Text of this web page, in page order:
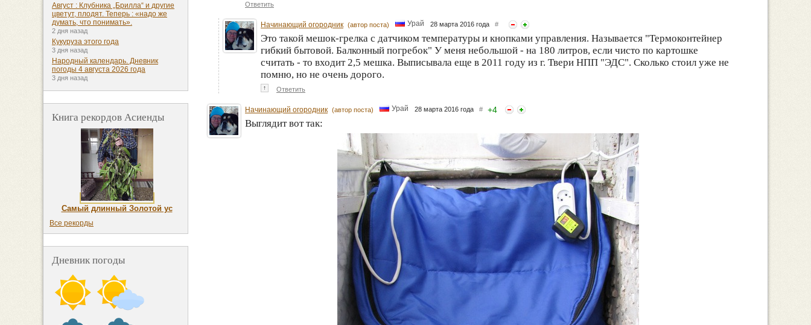
Ответить
Начинающий огородник (автор поста) Урай 28 марта 2016 года #
Это такой мешок-грелка с датчиком температуры и кнопками управления. Называется "Термоконтейнер
гибкий бытовой. Балконный погребок" У меня небольшой - на 180 литров, если чисто по картошке
считать - то входит 2,5 мешка. Выписывала еще в 2011 году из г. Твери НПП "ЭДС". Сколько стоил уже не
помню, но не очень дорого.
↑ Ответить
Начинающий огородник (автор поста) Урай 28 марта 2016 года # +4
Выглядит вот так:
Август : Клубника „Брилла“ и другие
цветут, плодят. Теперь : «надо же
думать, что понимать».
2 дня назад
Кукуруза этого года
3 дня назад
Народный календарь. Дневник
погоды 4 августа 2026 года
3 дня назад
Книга рекордов Асиенды
Самый длинный Золотой ус
Все рекорды
Дневник погоды